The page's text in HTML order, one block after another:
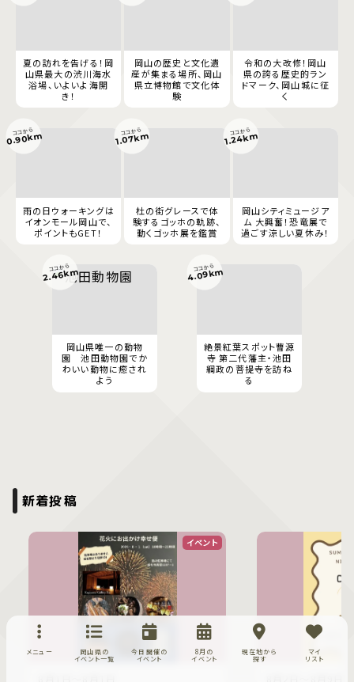
夏の訪れを告げる！岡
山県最大の渋川海水
浴場、いよいよ海開
き！
岡山の歴史と文化遺
産が集まる場所、岡山
県立博物館で文化体
験
令和の大改修！岡山
県の誇る歴史的ラン
ドマーク、岡山城に征
く
雨の日ウォーキングは
イオンモール岡山で、
ポイントもGET！
ココから
0.90km
杜の街グレースで体
験するゴッホの軌跡、
動くゴッホ展を鑑賞
ココから
1.07km
岡山シティミュージア
ム 大興奮！恐竜展で
過ごす涼しい夏休み！
ココから
1.24km
岡山県唯一の動物
園 池田動物園でか
わいい動物に癒され
よう
ココから
2.46km
絶景紅葉スポット曹源
寺 第二代藩主・池田
綱政の菩提寺を訪ね
る
ココから
4.09km
新着投稿
イベント
メニュー
岡山県の
イベント一覧
今日開催の
イベント
8月の
イベント
現在地から
探す
マイ
リスト